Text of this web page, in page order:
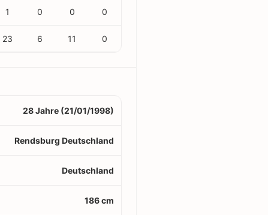
1 0 0 0
23 6 11 0
28 Jahre (21/01/1998)
Rendsburg Deutschland
Deutschland
186 cm